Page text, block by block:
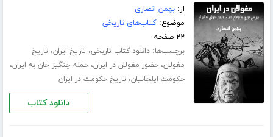
از:بهمن انصاری
موضوع:کتاب‌های تاریخی
۲۲ صفحه
برچسب‌ها:دانلود کتاب تاربخی، تاریخ ایران، تاریخ
مغولان،حضور مغولان در ایران،حمله چنگیز خان به ایران،
حکومت ایلخانیان، تاریخ حکومت در ایران
دانلود کتاب